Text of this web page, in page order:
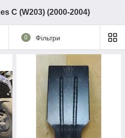
C (W203) (2000-2004)
0 Фільтри